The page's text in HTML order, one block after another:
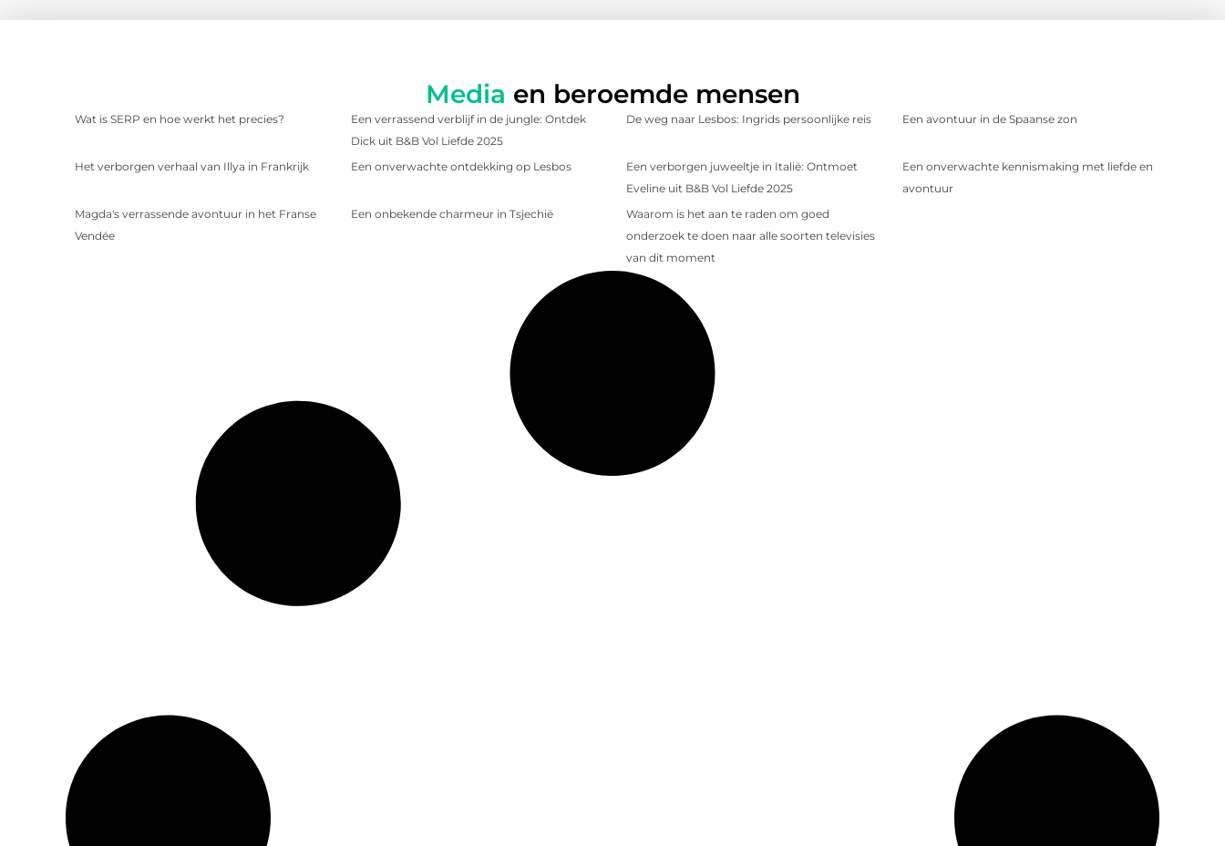
Media en beroemde mensen
Wat is SERP en hoe werkt het precies?
Een verrassend verblijf in de jungle: Ontdek
Dick uit B&B Vol Liefde 2025
De weg naar Lesbos: Ingrids persoonlijke reis Een avontuur in de Spaanse zon
Het verborgen verhaal van Illya in Frankrijk Een onverwachte ontdekking op Lesbos
Een verborgen juweeltje in Italië: Ontmoet
Eveline uit B&B Vol Liefde 2025
Een onverwachte kennismaking met liefde en
avontuur
Magda's verrassende avontuur in het Franse
Vendée
Een onbekende charmeur in Tsjechië
Waarom is het aan te raden om goed
onderzoek te doen naar alle soorten televisies
van dit moment